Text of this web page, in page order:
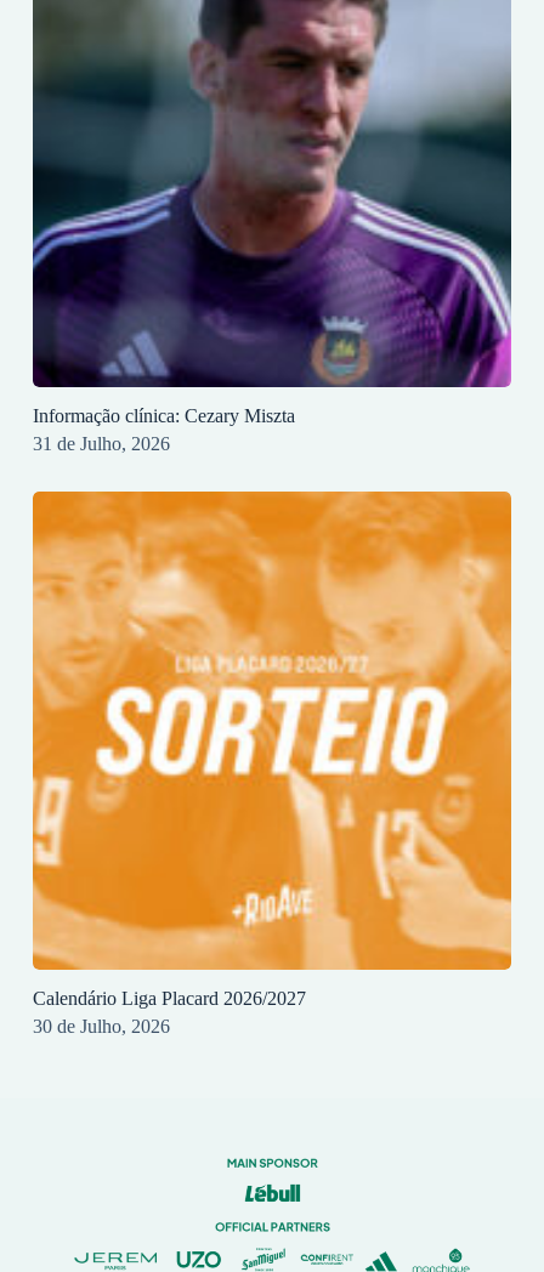
Informação clínica: Cezary Miszta
31 de Julho, 2026
Calendário Liga Placard 2026/2027
30 de Julho, 2026